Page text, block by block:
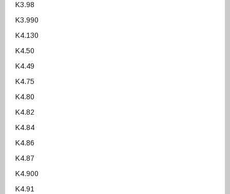
K3.98
K3.990
K4.130
K4.50
K4.49
K4.75
K4.80
K4.82
K4.84
K4.86
K4.87
K4.900
K4.91